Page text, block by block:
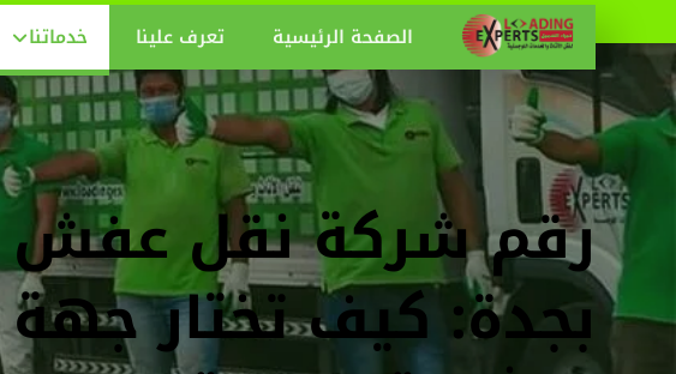
الصفحة الرئيسية تعرف علينا خدماتنا
رقم شركة نقل عفش
بجدة: كيف تختار جهة